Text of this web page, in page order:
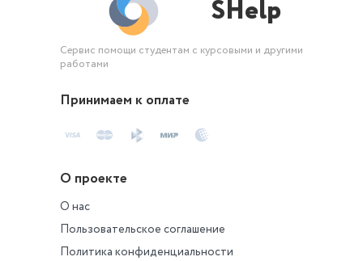
SHelp
Сервис помощи студентам с курсовыми и другими
работами
Принимаем к оплате
О проекте
О нас
Пользовательское соглашение
Политика конфиденциальности